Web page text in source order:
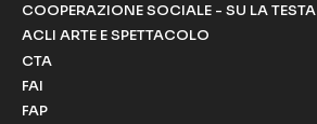
COOPERAZIONE SOCIALE - SU LA TESTA
ACLI ARTE E SPETTACOLO
CTA
FAI
FAP